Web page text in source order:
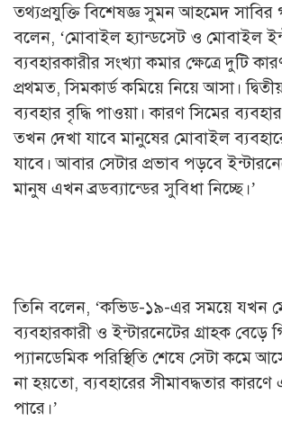
তথ্যপ্রযুক্তি বিশেষজ্ঞ সুমন আহমেদ সাবির
বলেন, ‘মোবাইল হ্যান্ডসেট ও মোবাইল
ব্যবহারকারীর সংখ্যা কমার ক্ষেত্রে দুটি
প্রথমত, সিমকার্ড কমিয়ে নিয়ে আসা।
ব্যবহার বৃদ্ধি পাওয়া। কারণ সিমের
তখন দেখা যাবে মানুষের মোবাইল
যাবে। আবার সেটার প্রভাব পড়বে
মানুষ এখন ব্রডব্যান্ডের সুবিধা নিচ্ছে।’
তিনি বলেন, ‘কভিড-১৯-এর সময়ে যখন
ব্যবহারকারী ও ইন্টারনেটের গ্রাহক বেড়ে
প্যানডেমিক পরিস্থিতি শেষে সেটা কমে
না হয়তো, ব্যবহারের সীমাবদ্ধতার
পারে।’